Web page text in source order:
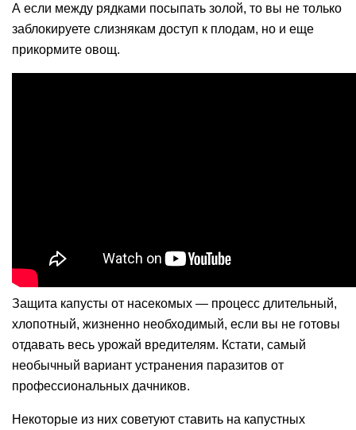
А если между рядками посыпать золой, то вы не только
заблокируете слизнякам доступ к плодам, но и еще
прикормите овощ.
Защита капусты от насекомых — процесс длительный,
хлопотный, жизненно необходимый, если вы не готовы
отдавать весь урожай вредителям. Кстати, самый
необычный вариант устранения паразитов от
профессиональных дачников.
Некоторые из них советуют ставить на капустных